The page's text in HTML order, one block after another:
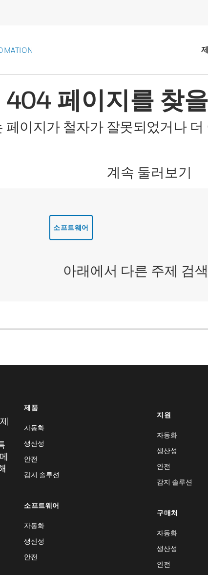
404 페이지를 찾
페이지가 철자가 잘못되었거나
계속 둘러보기
소프트웨어
아래에서 다른 주제 검
제품
자동화
생산성
안전
감지 솔루션
소프트웨어
자동화
생산성
안전
지원
자동화
생산성
안전
감지 솔루션
구매처
자동화
생산성
안전